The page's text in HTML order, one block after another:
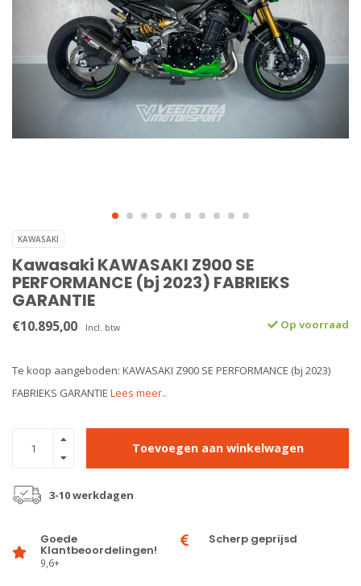
KAWASAKI
Kawasaki KAWASAKI Z900 SE
PERFORMANCE (bj 2023) FABRIEKS
GARANTIE
€10.895,00 Incl. btw Op voorraad
Te koop aangeboden: KAWASAKI Z900 SE PERFORMANCE (bj 2023)
FABRIEKS GARANTIE Lees meer..
Toevoegen aan winkelwagen
3-10 werkdagen
Goede
Klantbeoordelingen!
9,6+
Scherp geprijsd